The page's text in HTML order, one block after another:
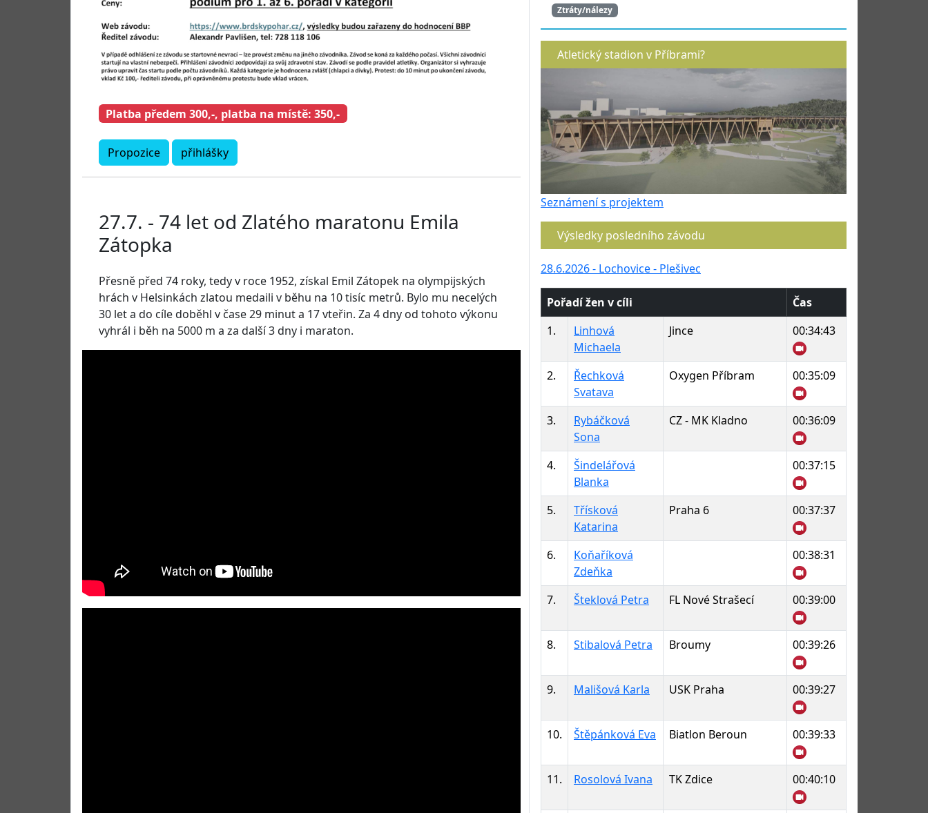
Platba předem 300,-, platba na místě: 350,-
Propozice přihlášky
27.7. - 74 let od Zlatého maratonu Emila
Zátopka
Přesně před 74 roky, tedy v roce 1952, získal Emil Zátopek na olympijských
hrách v Helsinkách zlatou medaili v běhu na 10 tisíc metrů. Bylo mu necelých
30 let a do cíle doběhl v čase 29 minut a 17 vteřin. Za 4 dny od tohoto výkonu
vyhrál i běh na 5000 m a za další 3 dny i maraton.
Ztráty/nálezy
Atletický stadion v Příbrami?
Seznámení s projektem
Výsledky posledního závodu
28.6.2026 - Lochovice - Plešivec
Pořadí žen v cíli
Čas
1.
Linhová
Michaela
Jince 00:34:43
2.
Řechková
Svatava
Oxygen Příbram 00:35:09
3.
Rybáčková
Sona
CZ - MK Kladno 00:36:09
4.
Šindelářová
Blanka
00:37:15
5.
Třísková
Katarina
Praha 6 00:37:37
6.
Koňaříková
Zdeňka
00:38:31
7. Šteklová Petra FL Nové Strašecí 00:39:00
8. Stibalová Petra Broumy 00:39:26
9. Mališová Karla USK Praha 00:39:27
10. Štěpánková Eva Biatlon Beroun 00:39:33
11. Rosolová Ivana TK Zdice 00:40:10